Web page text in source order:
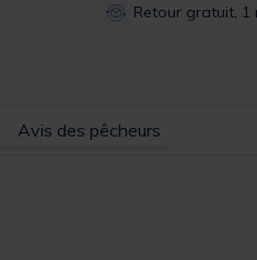
Retour gratuit, 1
Avis des pêcheurs